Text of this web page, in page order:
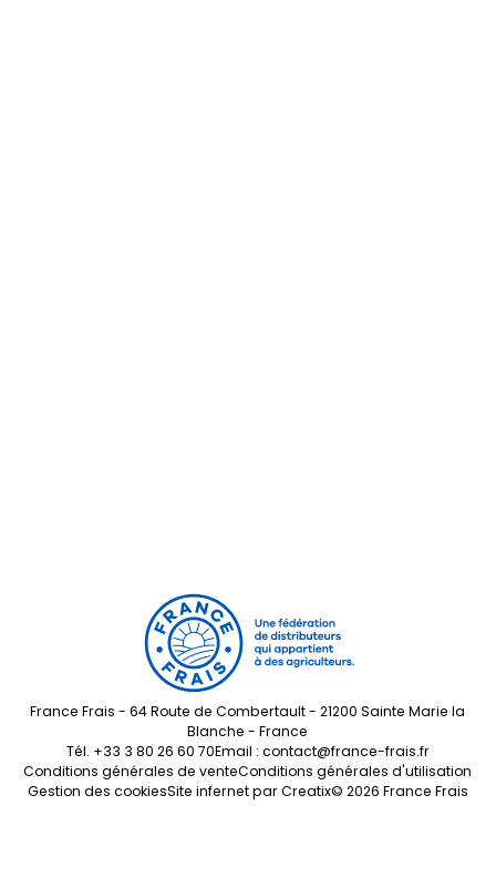
France Frais - 64 Route de Combertault - 21200 Sainte Marie la
Blanche - France
Tél. +33 3 80 26 60 70Email : contact@france-frais.fr
Conditions générales de venteConditions générales d'utilisation
Gestion des cookiesSite infernet parCreatix© 2026 France Frais